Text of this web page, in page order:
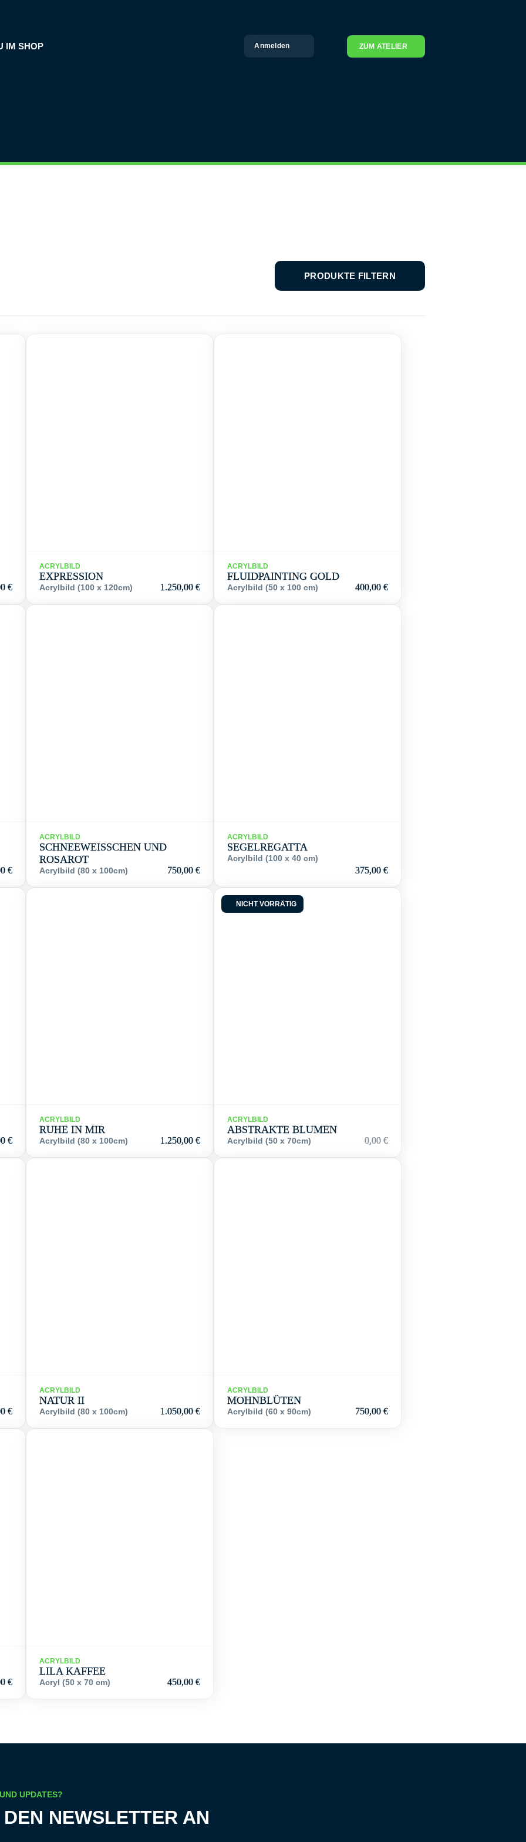
IM SHOP Anmelden ZUM ATELIER
PRODUKTE FILTERN
€
ACRYLBILD
EXPRESSION
Acrylbild (100 x 120cm) 1.250,00 €
ACRYLBILD
FLUIDPAINTING GOLD
Acrylbild (50 x 100 cm) 400,00 €
€
ACRYLBILD
SCHNEEWEISSCHEN UND R
OSAROT
Acrylbild (80 x 100cm) 750,00 €
ACRYLBILD
SEGELREGATTA
Acrylbild (100 x 40 cm)
375,00 €
€
ACRYLBILD
RUHE IN MIR
Acrylbild (80 x 100cm) 1.250,00 €
ACRYLBILD
ABSTRAKTE BLUMEN
Acrylbild (50 x 70cm)
NICHT VORRÄTIG
0,00 €
€
ACRYLBILD
NATUR II
Acrylbild (80 x 100cm) 1.050,00 €
ACRYLBILD
MOHNBLÜTEN
Acrylbild (60 x 90cm) 750,00 €
€
ACRYLBILD
LILA KAFFEE
Acryl (50 x 70 cm) 450,00 €
UPDATES?
NEWSLETTER AN